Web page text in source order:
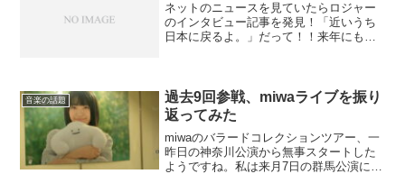
ネットのニュースを見ていたらロジャー
のインタビュー記事を発見！「近いうち
日本に戻るよ。」だって！！来年にもア
けど、ブライアンとロジャ...
音楽の話題
過去9回参戦、miwaライブを振り
返ってみた
miwaのバラードコレクションツアー、一
昨日の神奈川公演から無事スタートした
ようですね。私は来月7日の群馬公演に参